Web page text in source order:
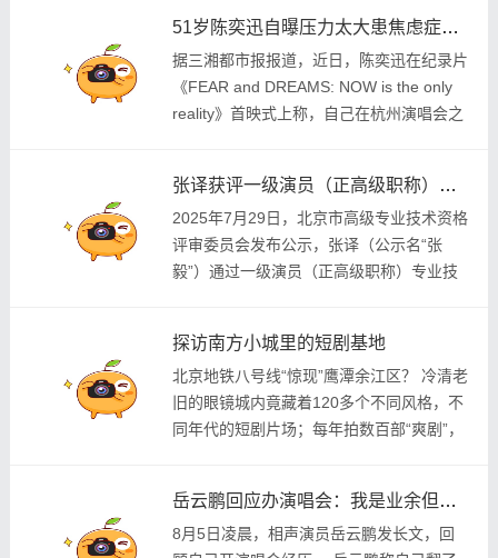
主，白玉兰...
51岁陈奕迅自曝压力太大患焦虑症，巡演期间靠吃药治疗，此前多次因身体原因取消演唱会
据三湘都市报报道，近日，陈奕迅在纪录片
《FEAR and DREAMS: NOW is the only
reality》首映式上称，自己在杭州演唱会之
张译获评一级演员（正高级职称），此前曾在“二封”华表影帝后宣布暂时息影
2025年7月29日，北京市高级专业技术资格
评审委员会发布公示，张译（公示名“张
毅”）通过一级演员（正高级职称）专业技
（正高...
探访南方小城里的短剧基地
北京地铁八号线“惊现”鹰潭余江区？ 冷清老
旧的眼镜城内竟藏着120多个不同风格，不
同年代的短剧片场；每年拍数百部“爽剧”，
岳云鹏回应办演唱会：我是业余但有爱唱歌的心；此前其演唱会被质疑“没歌唱、票价贵”
8月5日凌晨，相声演员岳云鹏发长文，回